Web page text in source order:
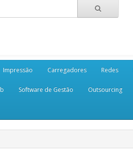
Impressão Carregadores Redes
Software de Gestão Outsourcing